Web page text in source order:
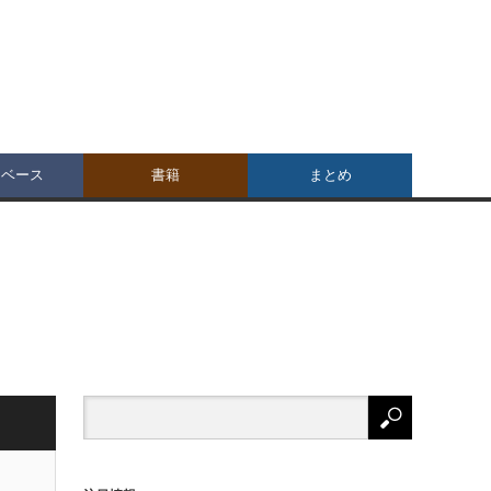
ース 書籍 まとめ